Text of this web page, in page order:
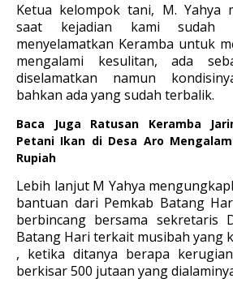
Ketua kelompok tani, M. Yahya
saat kejadian kami sudah
menyelamatkan Keramba untuk
mengalami kesulitan, ada
diselamatkan namun
bahkan ada yang sudah terbalik.
Baca Juga Ratusan Keramba
Petani Ikan di Desa Aro
Rupiah
Lebih lanjut M Yahya
bantuan dari Pemkab Batang
berbincang bersama sekretaris
Batang Hari terkait musibah yang
, ketika ditanya berapa
berkisar 500 jutaan yang